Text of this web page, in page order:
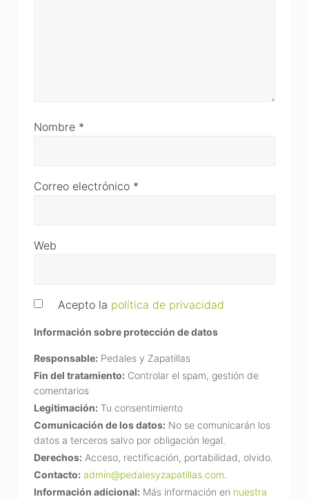
Nombre *
Correo electrónico *
Web
Acepto la política de privacidad
Información sobre protección de datos
Responsable: Pedales y Zapatillas
Fin del tratamiento: Controlar el spam, gestión de
comentarios
Legitimación: Tu consentimiento
Comunicación de los datos: No se comunicarán los
datos a terceros salvo por obligación legal.
Derechos: Acceso, rectificación, portabilidad, olvido.
Contacto: admin@pedalesyzapatillas.com.
Información adicional: Más información en nuestra